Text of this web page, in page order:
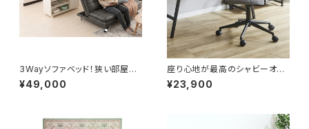
3Wayソファベッド！狭い部屋が
デザイナーズ！（グレー）
¥49,000
座り心地が最高のシャビーオフ
ィスチェア。アイアンと優しい木
目がおしゃれヴィンテージ部屋
¥23,900